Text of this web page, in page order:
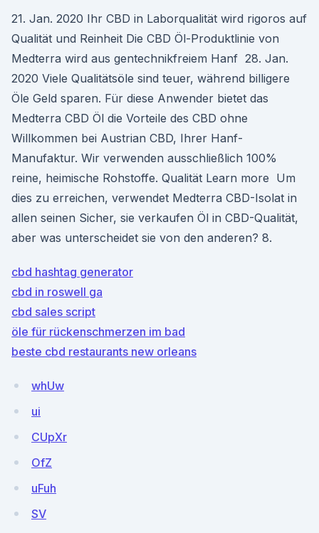
21. Jan. 2020 Ihr CBD in Laborqualität wird rigoros auf
Qualität und Reinheit Die CBD Öl-Produktlinie von
Medterra wird aus gentechnikfreiem Hanf 28. Jan.
2020 Viele Qualitätsöle sind teuer, während billigere
Öle Geld sparen. Für diese Anwender bietet das
Medterra CBD Öl die Vorteile des CBD ohne
Willkommen bei Austrian CBD, Ihrer Hanf-
Manufaktur. Wir verwenden ausschließlich 100%
reine, heimische Rohstoffe. Qualität Learn more Um
dies zu erreichen, verwendet Medterra CBD-Isolat in
allen seinen Sicher, sie verkaufen Öl in CBD-Qualität,
aber was unterscheidet sie von den anderen? 8.
cbd hashtag generator
cbd in roswell ga
cbd sales script
öle für rückenschmerzen im bad
beste cbd restaurants new orleans
whUw
ui
CUpXr
OfZ
uFuh
SV